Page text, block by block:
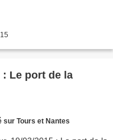
: Le port de la
sur Tours et Nantes